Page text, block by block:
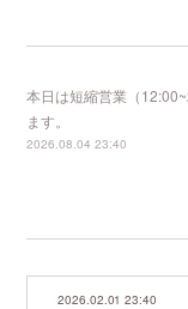
本日は短縮営業（
ます。
2026.08.04 23:40
2026.02.01 23:40